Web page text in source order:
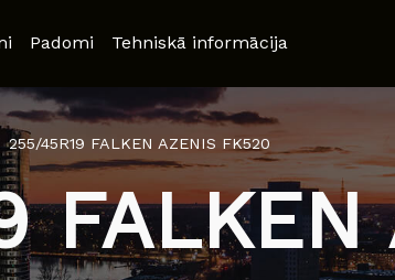
Padomi Tehniskā informācija
255/45R19 FALKEN AZENIS FK520